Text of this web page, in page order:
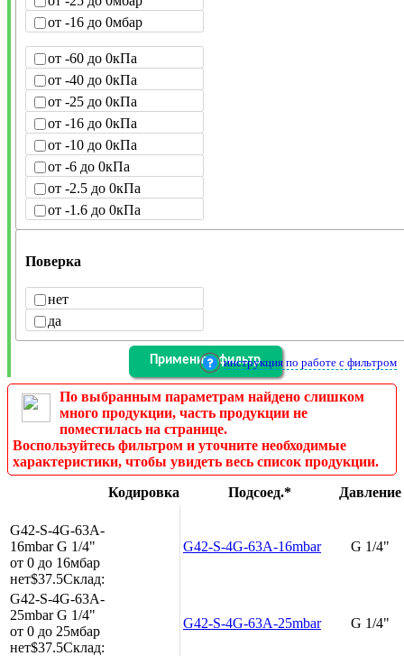
от -16 до 0мбар
от -60 до 0кПа
от -40 до 0кПа
от -25 до 0кПа
от -16 до 0кПа
от -10 до 0кПа
от -6 до 0кПа
от -2.5 до 0кПа
от -1.6 до 0кПа
Поверка
нет
да
инструкция по работе с фильтром
По выбранным параметрам найдено слишком
много продукции, часть продукции не
поместилась на странице.
Воспользуйтесь фильтром и уточните необходимые
характеристики, чтобы увидеть весь список продукции.
Кодировка
Подсоед.* Давление
G42-S-4G-63A-
16mbarG 1/4"
от 0 до 16мбар
нет$37.5Склад:
G42-S-4G-63A-16mbar G 1/4"
G42-S-4G-63A-
25mbarG 1/4"
от 0 до 25мбар
нет$37.5Склад:
G42-S-4G-63A-25mbar G 1/4"